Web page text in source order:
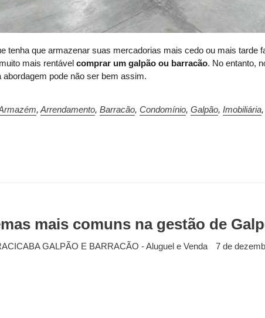
tenha que armazenar suas mercadorias mais cedo ou mais tarde
mais rentávelcomprar um galpão ou barracão. No entanto,
abordagem pode não ser bem assim.
,Arrendamento,Barracão,Condomínio,Galpão,Imobiliária
mais comuns na gestão de
GALPÃO E BARRACÃO - Aluguel e Venda 7 de